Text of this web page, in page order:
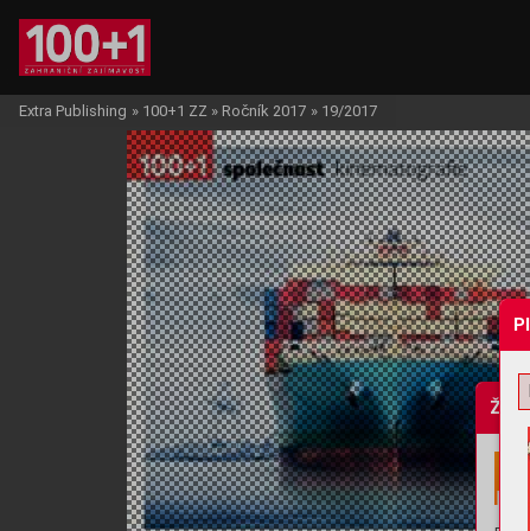
Extra Publishing » 100+1 ZZ » Ročník 2017 » 19/2017